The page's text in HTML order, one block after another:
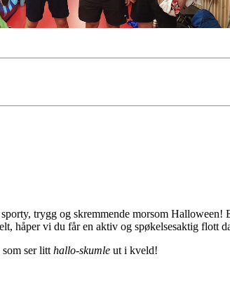
trygg og skremmende morsom Halloween!
håper vi du får en aktiv og spøkelsesaktig flott
som ser litt hallo-skumle ut i kveld!